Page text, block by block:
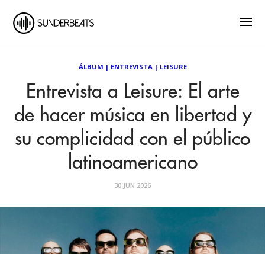
ÁLBUM | ENTREVISTA| LEISURE
Entrevista a Leisure: El arte
de hacer música en libertad y
su complicidad con el público
latinoamericano
30 JUN 2026